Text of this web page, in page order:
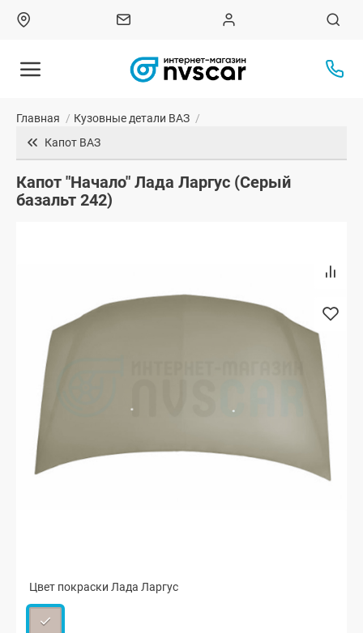
Главная / Кузовные детали ВАЗ /
Капот ВАЗ
Капот "Начало" Лада Ларгус (Серый
базальт 242)
Цвет покраски Лада Ларгус